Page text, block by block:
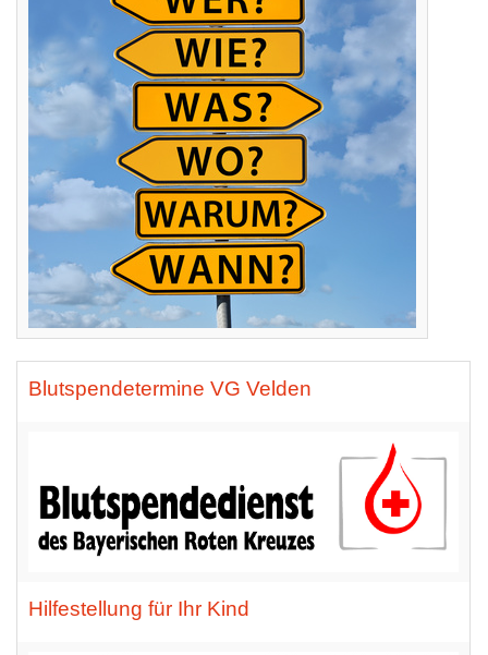
Blutspendetermine VG Velden
Hilfestellung für Ihr Kind